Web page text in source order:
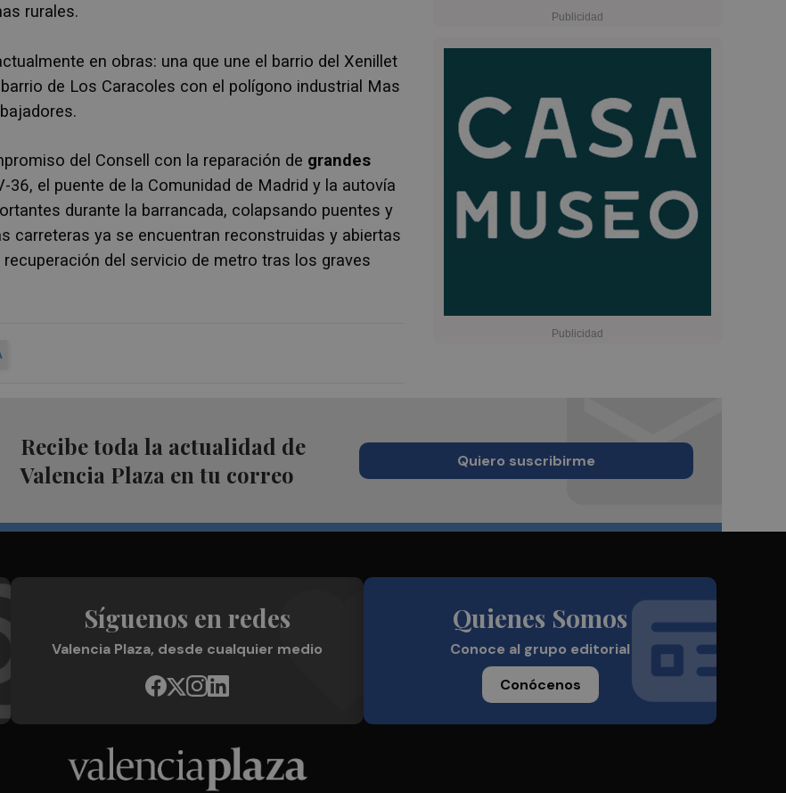
rurales.
en obras: una que une el barrio del Xenillet
de Los Caracoles con el polígono industrial Mas
del Consell con la reparación de grandes
36, el puente de la Comunidad de Madrid y la autovía
durante la barrancada, colapsando puentes y
carreteras ya se encuentran reconstruidas y abiertas
del servicio de metro tras los graves
Recibe toda la actualidad de
Valencia Plaza en tu correo
Quiero suscribirme
Síguenos en redes
Valencia Plaza, desde cualquier medio
Quienes Somos
Conoce al grupo editorial
Conócenos